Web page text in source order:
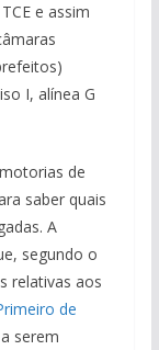
e assim
I, alínea G
de
saber quais
A
segundo o
relativas aos
de
serem